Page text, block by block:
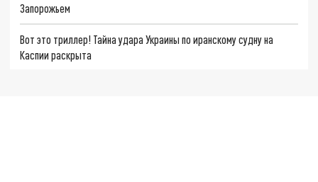
Запорожьем
Вот это триллер! Тайна удара Украины по иранскому судну на
Каспии раскрыта